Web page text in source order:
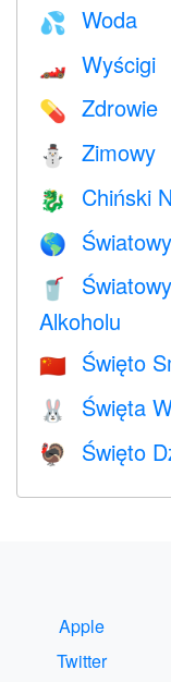
💦 Woda
🏎 Wyścigi
💊 Zdrowie
⛄ Zimowy
🐉 Chiński
🌎
🥤
Alkoholu
🇨🇳 Święto
🐰 Święta
🦃 Święto
Apple
Twitter